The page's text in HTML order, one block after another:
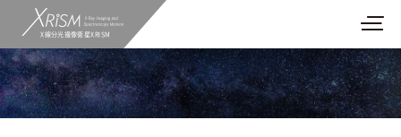
X線分光撮像衛星XRISM